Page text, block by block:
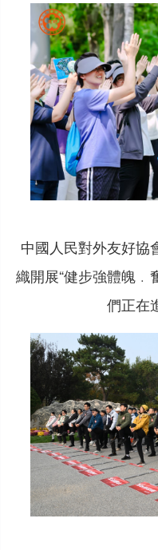
中國人民對外友好協
織開展“健步強體魄﹒
們正在